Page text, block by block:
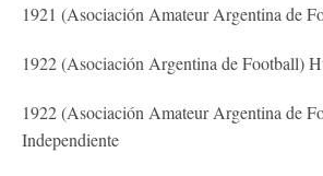
1921 (Asociación Amateur Argentina de
1922 (Asociación Argentina de Football)
1922 (Asociación Amateur Argentina de
Independiente